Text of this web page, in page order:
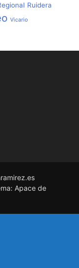
Ruidera
Vicario
Apace de